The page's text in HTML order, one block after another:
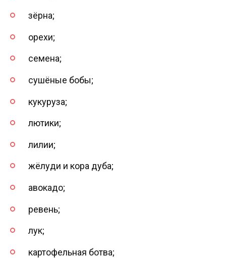
зёрна;
орехи;
семена;
сушёные бобы;
кукуруза;
лютики;
лилии;
жёлуди и кора дуба;
авокадо;
ревень;
лук;
картофельная ботва;